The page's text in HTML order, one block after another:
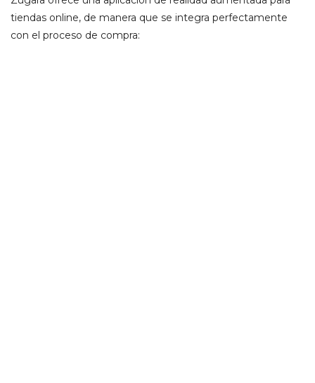
tiendas online, de manera que se integra perfectamente
con el proceso de compra: